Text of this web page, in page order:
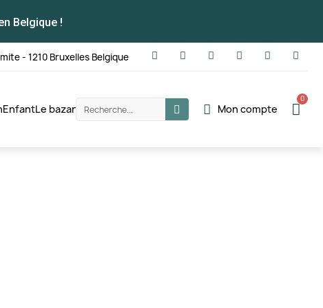
Belgique !
- 1210 Bruxelles Belgique
EnfantLe bazar Mon compte